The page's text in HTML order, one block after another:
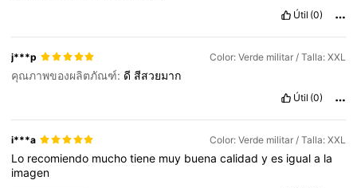
Útil (0)
j***p Color: Verde militar / Talla: XXL
คุณภาพของผลิตภัณฑ์: ดี สีสวยมาก
Útil (0)
i***a Color: Verde militar / Talla: XXL
Lo recomiendo muchotiene muy buenacalidadyes iguala la
imagen